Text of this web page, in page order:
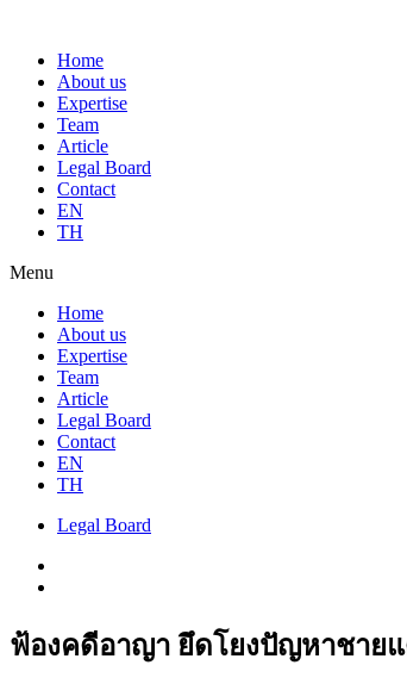
Home
About us
Expertise
Team
Article
Legal Board
Contact
EN
TH
Menu
Home
About us
Expertise
Team
Article
Legal Board
Contact
EN
TH
Legal Board
ฟ้องคดีอาญา ยึดโยงปัญหาชาย